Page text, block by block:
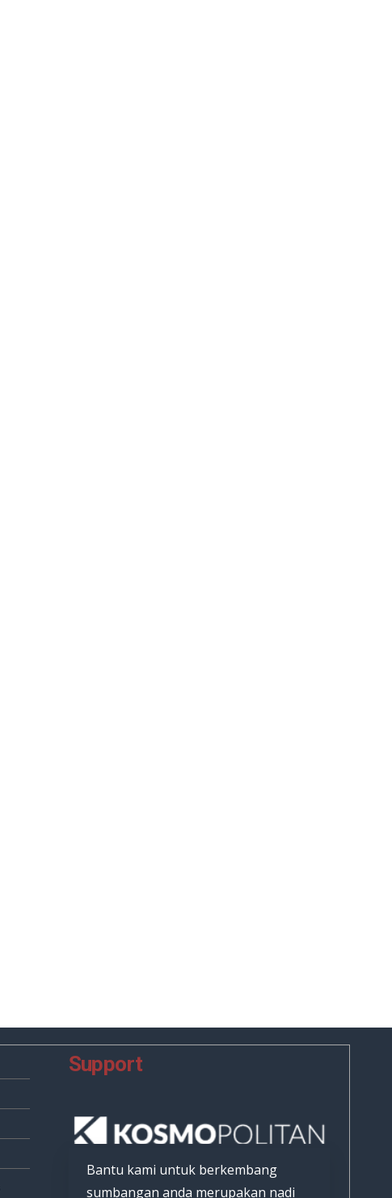
Support
Bantu kami untuk berkembang
sumbangan anda merupakan nadi